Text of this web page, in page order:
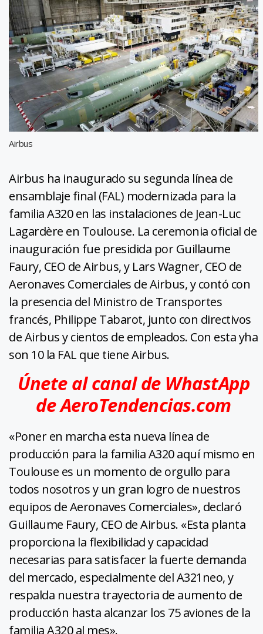
Airbus
Airbus ha inaugurado su segunda línea de
ensamblaje final (FAL) modernizada para la
familia A320 en las instalaciones de Jean-Luc
Lagardère en Toulouse. La ceremonia oficial de
inauguración fue presidida por Guillaume
Faury, CEO de Airbus, y Lars Wagner, CEO de
Aeronaves Comerciales de Airbus, y contó con
la presencia del Ministro de Transportes
francés, Philippe Tabarot, junto con directivos
de Airbus y cientos de empleados. Con esta yha
son 10 la FAL que tiene Airbus.
Únete al canal de WhastApp
de AeroTendencias.com
«Poner en marcha esta nueva línea de
producción para la familia A320 aquí mismo en
Toulouse es un momento de orgullo para
todos nosotros y un gran logro de nuestros
equipos de Aeronaves Comerciales», declaró
Guillaume Faury, CEO de Airbus. «Esta planta
proporciona la flexibilidad y capacidad
necesarias para satisfacer la fuerte demanda
del mercado, especialmente del A321neo, y
respalda nuestra trayectoria de aumento de
producción hasta alcanzar los 75 aviones de la
familia A320 al mes».